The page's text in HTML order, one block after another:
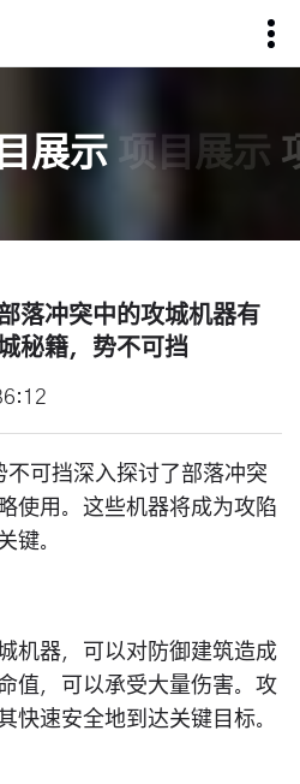
展示 项目展示
落冲突中的攻城机器有
秘籍，势不可挡
可挡深入探讨了部落冲突
使用。这些机器将成为攻陷
键。
机器，可以对防御建筑造成
值，可以承受大量伤害。攻
快速安全地到达关键目标。